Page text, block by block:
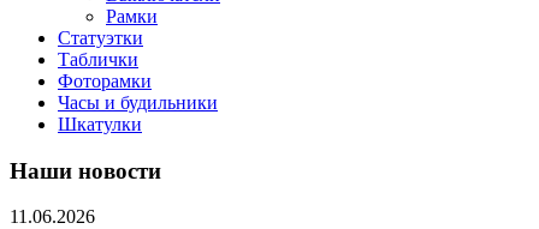
Рамки
Статуэтки
Таблички
Фоторамки
Часы и будильники
Шкатулки
Наши новости
11.06.2026